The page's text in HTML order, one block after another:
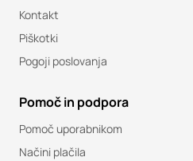
Kontakt
Piškotki
Pogoji poslovanja
Pomoč in podpora
Pomoč uporabnikom
Načini plačila